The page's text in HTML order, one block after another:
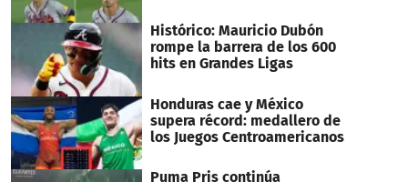
Histórico: Mauricio Dubón
rompe la barrera de los 600
hits en Grandes Ligas
Honduras cae y México
supera récord: medallero de
los Juegos Centroamericanos
Puma Pris continúa